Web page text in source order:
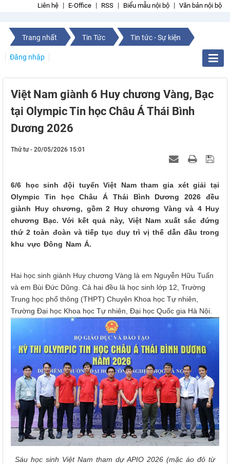
Liên hệ E-Office RSS Biểu mẫu nội bộ Văn bản nội bộ
Trang nhất Tin Tức Tin tức - Sự kiện
Đăng nhập
Việt Nam giành 6 Huy chương Vàng, Bạc
tại Olympic Tin học Châu Á Thái Bình
Dương 2026
Thứ tư - 20/05/2026 15:01
6/6 học sinh đội tuyển Việt Nam tham gia xét giải tại
Olympic Tin học Châu Á Thái Bình Dương 2026 đều
giành Huy chương, gồm 2 Huy chương Vàng và 4 Huy
chương Bạc. Với kết quả này, Việt Nam xuất sắc đứng
thứ 2 toàn đoàn và tiếp tục duy trì vị thế dẫn đầu trong
khu vực Đông Nam Á.
Hai học sinh giành Huy chương Vàng là em Nguyễn Hữu Tuấn
và em Bùi Đức Dũng. Cả hai đều là học sinh lớp 12, Trường
Trung học phổ thông (THPT) Chuyên Khoa học Tự nhiên,
Trường Đại học Khoa học Tự nhiên, Đại học Quốc gia Hà Nội.
Sáu học sinh Việt Nam tham dự APIO 2026 (mặc áo đỏ từ